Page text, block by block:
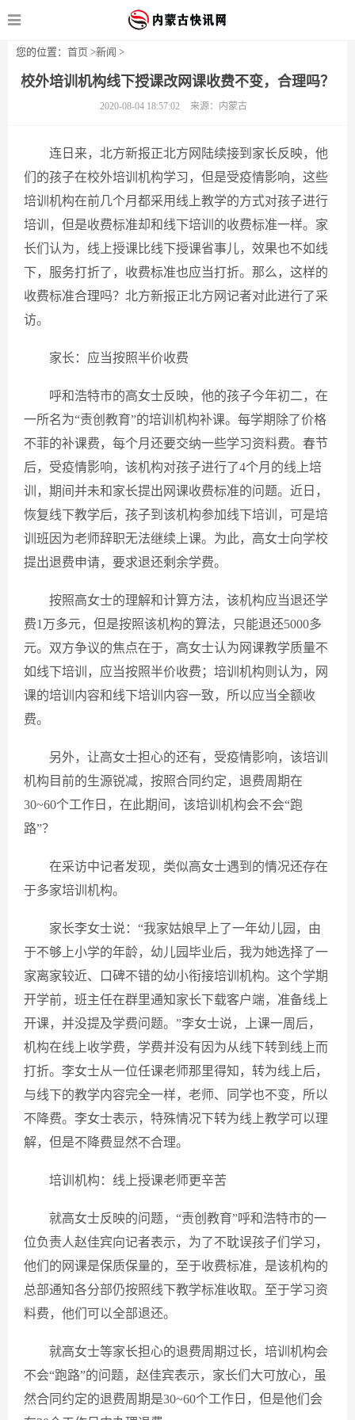
您的位置： 首页 >新闻 >
校外培训机构线下授课改网课收费不变，合理吗？
2020-08-04 18:57:02 来源：内蒙古
连日来，北方新报正北方网陆续接到家长反映，他
们的孩子在校外培训机构学习，但是受疫情影响，这些
培训机构在前几个月都采用线上教学的方式对孩子进行
培训，但是收费标准却和线下培训的收费标准一样。家
长们认为，线上授课比线下授课省事儿，效果也不如线
下，服务打折了，收费标准也应当打折。那么，这样的
收费标准合理吗？北方新报正北方网记者对此进行了采
访。
家长：应当按照半价收费
呼和浩特市的高女士反映，他的孩子今年初二，在
一所名为“责创教育”的培训机构补课。每学期除了价格
不菲的补课费，每个月还要交纳一些学习资料费。春节
后，受疫情影响，该机构对孩子进行了4个月的线上培
训，期间并未和家长提出网课收费标准的问题。近日，
恢复线下教学后，孩子到该机构参加线下培训，可是培
训班因为老师辞职无法继续上课。为此，高女士向学校
提出退费申请，要求退还剩余学费。
按照高女士的理解和计算方法，该机构应当退还学
费1万多元，但是按照该机构的算法，只能退还5000多
元。双方争议的焦点在于，高女士认为网课教学质量不
如线下培训，应当按照半价收费；培训机构则认为，网
课的培训内容和线下培训内容一致，所以应当全额收
费。
另外，让高女士担心的还有，受疫情影响，该培训
机构目前的生源锐减，按照合同约定，退费周期在
30~60个工作日，在此期间，该培训机构会不会“跑
路”？
在采访中记者发现，类似高女士遇到的情况还存在
于多家培训机构。
家长李女士说：“我家姑娘早上了一年幼儿园，由
于不够上小学的年龄，幼儿园毕业后，我为她选择了一
家离家较近、口碑不错的幼小衔接培训机构。这个学期
开学前，班主任在群里通知家长下载客户端，准备线上
开课，并没提及学费问题。”李女士说，上课一周后，
机构在线上收学费，学费并没有因为从线下转到线上而
打折。李女士从一位任课老师那里得知，转为线上后，
与线下的教学内容完全一样，老师、同学也不变，所以
不降费。李女士表示，特殊情况下转为线上教学可以理
解，但是不降费显然不合理。
培训机构：线上授课老师更辛苦
就高女士反映的问题，“责创教育”呼和浩特市的一
位负责人赵佳宾向记者表示，为了不耽误孩子们学习，
他们的网课是保质保量的，至于收费标准，是该机构的
总部通知各分部仍按照线下教学标准收取。至于学习资
料费，他们可以全部退还。
就高女士等家长担心的退费周期过长，培训机构会
不会“跑路”的问题，赵佳宾表示，家长们大可放心，虽
然合同约定的退费周期是30~60个工作日，但是他们会